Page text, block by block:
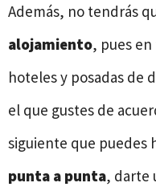
Además, no tendrás
alojamiento, pues
hoteles y posadas de
el que gustes de
siguiente que puedes
punta a punta, darte